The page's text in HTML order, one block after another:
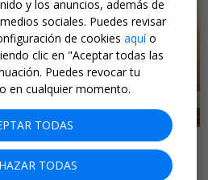
en el Prepirineo catalán
y los anuncios, además de
sociales. Puedes revisar
de cookies aquío
clic en "Aceptar todas las
Puedes revocar tu
en cualquier momento.
TODAS
TODAS